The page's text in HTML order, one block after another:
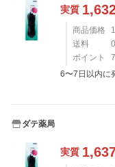
実質
商品価格
送料
0
ポイント
6〜7日以内に
ダテ薬局
実質